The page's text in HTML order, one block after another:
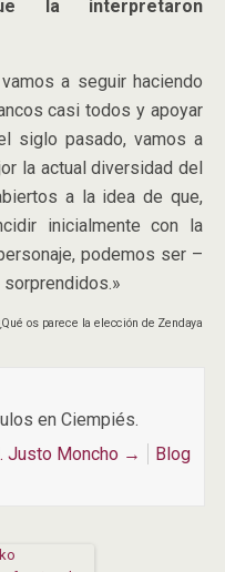
la interpretaron
a seguir haciendo
casi todos y apoyar
siglo pasado, vamos a
la actual diversidad del
a la idea de que,
inicialmente con la
podemos ser –
os parece la elección de Zendaya
en Ciempiés.
Justo Moncho →
Blog